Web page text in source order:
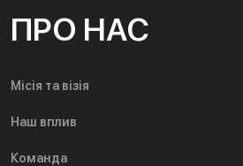
ПРО НАС
Місія та візія
Наш вплив
Команда